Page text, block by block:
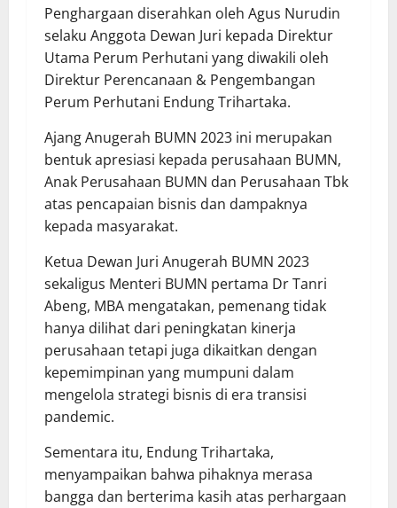
Penghargaan diserahkan oleh Agus Nurudin
selaku Anggota Dewan Juri kepada Direktur
Utama Perum Perhutani yang diwakili oleh
Direktur Perencanaan & Pengembangan
Perum Perhutani Endung Trihartaka.
Ajang Anugerah BUMN 2023 ini merupakan
bentuk apresiasi kepada perusahaan BUMN,
Anak Perusahaan BUMN dan Perusahaan Tbk
atas pencapaian bisnis dan dampaknya
kepada masyarakat.
Ketua Dewan Juri Anugerah BUMN 2023
sekaligus Menteri BUMN pertama Dr Tanri
Abeng, MBA mengatakan, pemenang tidak
hanya dilihat dari peningkatan kinerja
perusahaan tetapi juga dikaitkan dengan
kepemimpinan yang mumpuni dalam
mengelola strategi bisnis di era transisi
pandemic.
Sementara itu, Endung Trihartaka,
menyampaikan bahwa pihaknya merasa
bangga dan berterima kasih atas perhargaan